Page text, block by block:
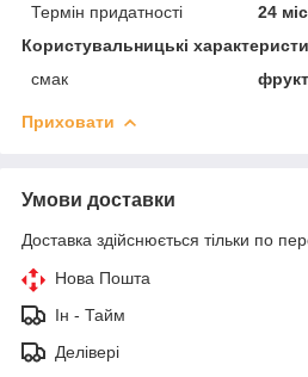
Термін придатності
24 міс
Користувальницькі
смак
Приховати
Умови доставки
Доставка здійснюється тільки по
Нова Пошта
Ін - Тайм
Делівері